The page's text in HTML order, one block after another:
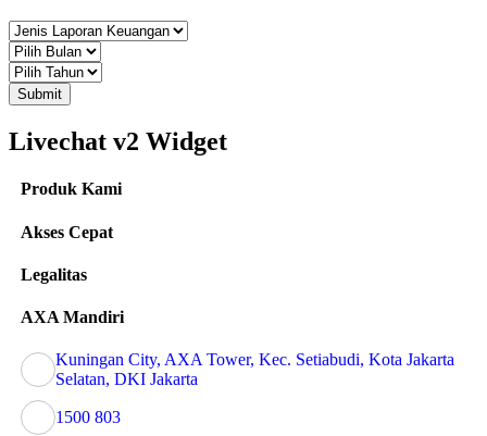
Submit
Livechat v2 Widget
Produk Kami
Akses Cepat
Legalitas
AXA Mandiri
Kuningan City, AXA Tower, Kec. Setiabudi, Kota Jakarta
Selatan, DKI Jakarta
1500 803